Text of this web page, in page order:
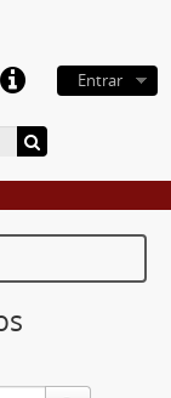
Entrar